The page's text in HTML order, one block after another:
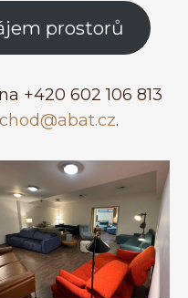
prostorů
+420 602 106 813
.